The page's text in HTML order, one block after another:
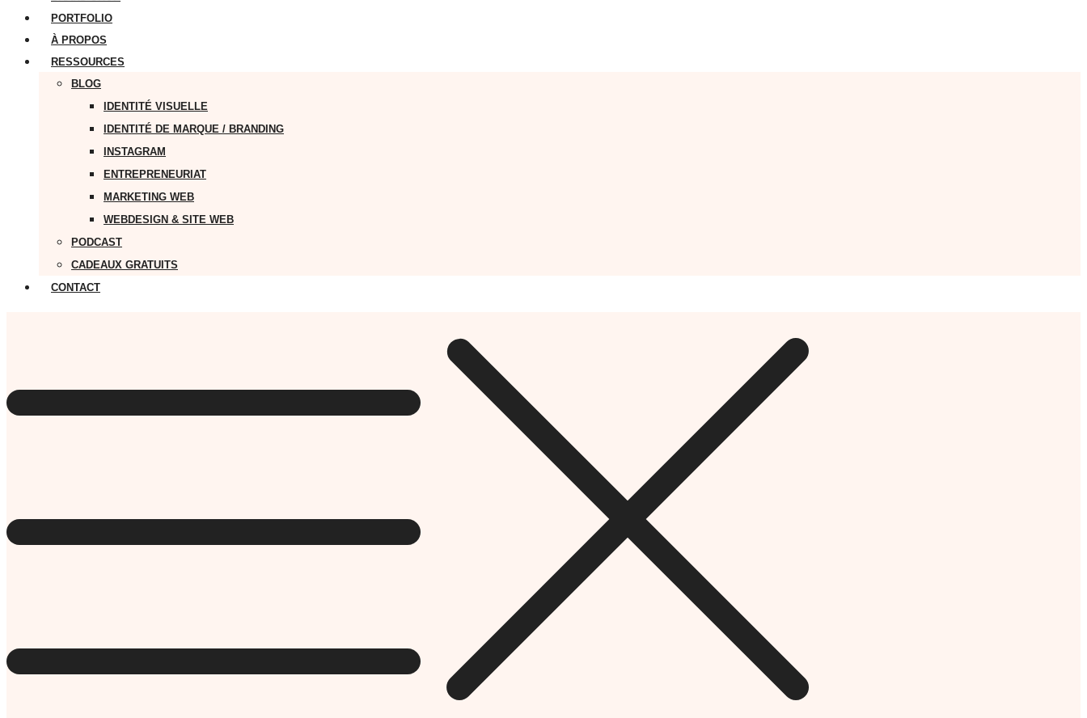
PORTFOLIO
À PROPOS
RESSOURCES
BLOG
IDENTITÉ VISUELLE
IDENTITÉ DE MARQUE / BRANDING
INSTAGRAM
ENTREPRENEURIAT
MARKETING WEB
WEBDESIGN & SITE WEB
PODCAST
CADEAUX GRATUITS
CONTACT